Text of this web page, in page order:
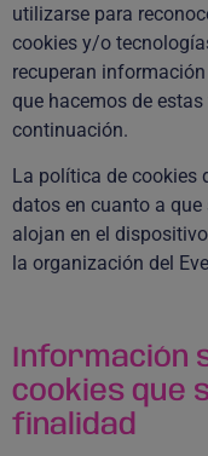
utilizarse para
cookies y/o
recuperan
que hacemos de
continuación.
La política de cookies
datos en cuanto a
alojan en el
la organización del
Información
cookies que
finalidad